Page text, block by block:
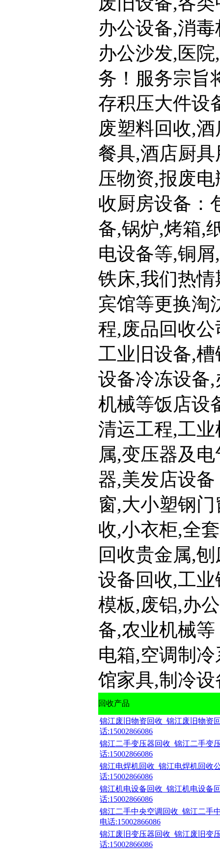
办公设备,消
办公沙发,医
务！服务宗旨
存积压大件设
废塑料回收,
餐具,酒店厨
压物资,报废
收厨房设备：
备,锅炉,烤箱,
电设备等,铜
铁床,我们热
宾馆等更换淘
程,废品回收
工业旧设备,
设备冷冻设备
机械等饭店设
清运工程,工
属,变压器及
器,美发店设
窗,大小塑钢
收,小衣柜,全
回收贵金属,
设备回收,工
模板,废铝,办
备,农业机械
电箱,空调制
馆家具,制冷
回收产品
锦江废旧物资回收_锦江废旧物资
话:15002866086
锦江二手变压器回收_锦江二手变
话:15002866086
锦江电焊机回收_锦江电焊机回收
话:15002866086
锦江机电设备回收_锦江机电设备
话:15002866086
锦江二手中央空调回收_锦江二手
电话:15002866086
锦江废旧变压器回收_锦江废旧变
话:15002866086